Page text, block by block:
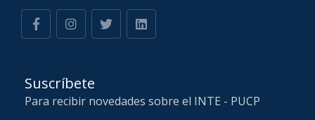
Suscríbete
Para recibir novedades sobre el INTE - PUCP